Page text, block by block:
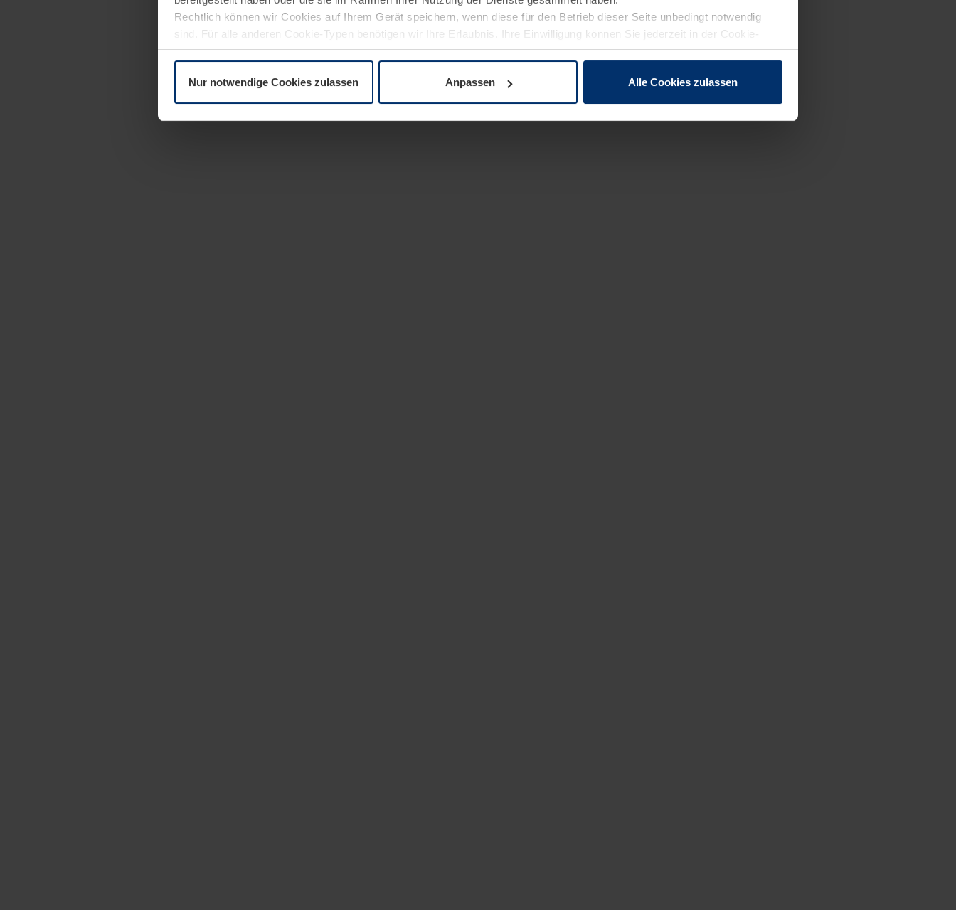
Rechtlich können wir Cookies auf Ihrem Gerät speichern, wenn diese für den Betrieb dieser Seite unbedingt notwendig
sind. Für alle anderen Cookie-Typen benötigen wir Ihre Erlaubnis. Ihre Einwilligung können Sie jederzeit in der Cookie-
Erläuterung auf der SeiteDatenschutzerklärungunserer Website ändern oder widerrufen.
Nur notwendige Cookies zulassen Anpassen Alle Cookies zulassen